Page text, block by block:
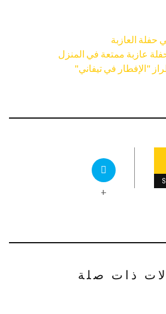
العازبة
عازبة ممتعة في المنزل
"الإفطار في تيفاني"
+
ذات صلة